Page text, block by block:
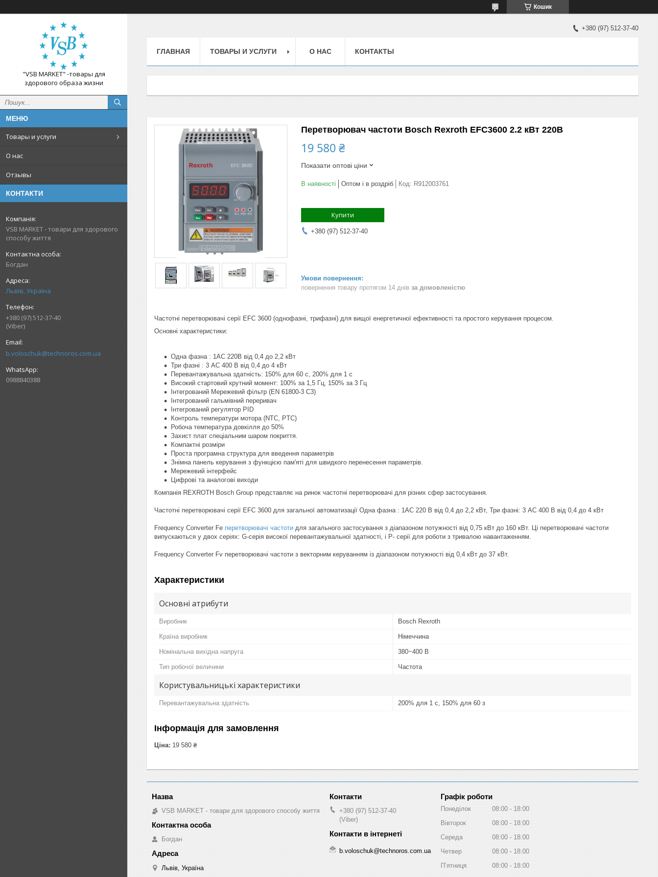
Кошик
"VSB MARKET" -товары для
здорового образа жизни
Товары и услуги
О нас
Отзывы
КОНТАКТИ
VSB MARKET - товари для здорового
способу життя
Богдан
Львів, Україна
+380 (97) 512-37-40
(Viber)
b.voloschuk@technoros.com.ua
0988840388
+380 (97) 512-37-40
ГЛАВНАЯ ТОВАРЫ И УСЛУГИ О НАС КОНТАКТЫ
Перетворювач частоти Bosch Rexroth EFC3600 2.2 кВт 220В
19 580 ₴
Показати оптові ціни
В наявності Оптом і в роздріб Код: R912003761
Купити
+380 (97) 512-37-40
повернення товару протягом 14 днів за домовленістю
Частотні перетворювачі серії EFC 3600 (однофазні, трифазні) для вищої енергетичної ефективності та простого керування процесом.
Основні характеристики:
Одна фазна : 1АС 220В від 0,4 до 2,2 кВт
Три фазні : 3 АС 400 В від 0,4 до 4 кВт
Перевантажувальна здатність: 150% для 60 с, 200% для 1 с
Високий стартовий крутний момент: 100% за 1,5 Гц, 150% за 3 Гц
Інтегрований Мережевий фільтр (EN 61800-3 C3)
Інтегрований гальмівний переривач
Інтегрований регулятор PID
Контроль температури мотора (NTC, PTC)
Робоча температура довкілля до 50%
Захист плат спеціальним шаром покриття.
Компактні розміри
Проста програмна структура для введення параметрів
Знімна панель керування з функцією пам'яті для швидкого перенесення параметрів.
Мережевий інтерфейс
Цифрові та аналогові виходи
Компанія REXROTH Bosch Group представляє на ринок частотні перетворювачі для різних сфер застосування.
Частотні перетворювачі серії EFC 3600 для загальної автоматизації Одна фазна : 1АС 220 В від 0,4 до 2,2 кВт, Три фазні: 3 АС 400 В від 0,4 до 4 кВт
Frequency Converter Fe перетворювачі частоти для загального застосування з діапазоном потужності від 0,75 кВт до 160 кВт. Ці перетворювачі частоти
випускаються у двох серіях: G-серія високої перевантажувальної здатності, і Р- серії для роботи з тривалою навантаженням.
Frequency Converter Fv перетворювачі частоти з векторним керуванням із діапазоном потужності від 0,4 кВт до 37 кВт.
Характеристики
Основні атрибути
Виробник Bosch Rexroth
Країна виробник Німеччина
Номінальна вихідна напруга 380~400 В
Тип робочої величини Частота
Користувальницькі характеристики
Перевантажувальна здатність 200% для 1 с, 150% для 60 з
Інформація для замовлення
Ціна: 19 580 ₴
VSB MARKET - товари для здорового способу життя
Богдан
Львів, Україна
+380 (97) 512-37-40
(Viber)
b.voloschuk@technoros.com.ua
Графік роботи
Понеділок 08:00
18:00
Вівторок
08:00
18:00
Середа
08:00
18:00
Четвер
08:00
18:00
Пʼятниця
08:00
18:00